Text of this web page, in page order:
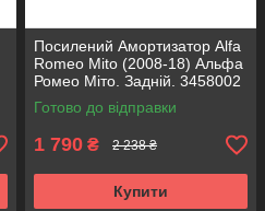
Посилений Амортизатор Alfa
Romeo Mito (2008-18) Альфа
Ромео Міто. Задній. 3458002
, 317722. KOREA Аксусс!
Готово до відправки
1 790 ₴ 2 238 ₴
Купити